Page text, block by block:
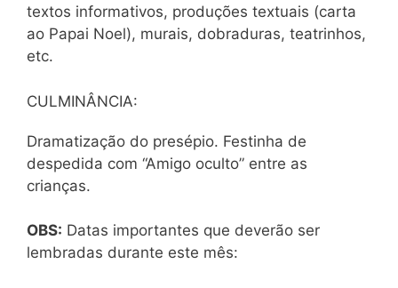
textos informativos, produções textuais (carta
ao Papai Noel), murais, dobraduras, teatrinhos,
etc.
CULMINÂNCIA:
Dramatização do presépio. Festinha de
despedida com “Amigo oculto” entre as
crianças.
OBS: Datas importantes que deverão ser
lembradas durante este mês: